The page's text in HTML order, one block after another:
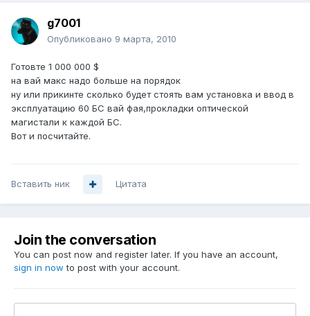
g7001
Опубликовано 9 марта, 2010
Готовте 1 000 000 $
на вай макс надо больше на порядок
ну или прикинте сколько будет стоять вам установка и ввод в
эксплуатацию 60 БС вай фая,прокладки оптической
магистали к каждой БС.
Вот и посчитайте.
Вставить ник Цитата
Join the conversation
You can post now and register later. If you have an account,
sign in now to post with your account.